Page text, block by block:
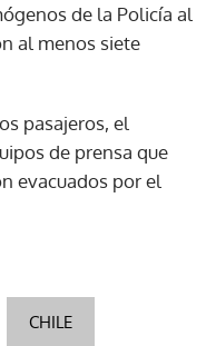
de la Policía al
al menos siete
pasajeros, el
de prensa que
evacuados por el
CHILE